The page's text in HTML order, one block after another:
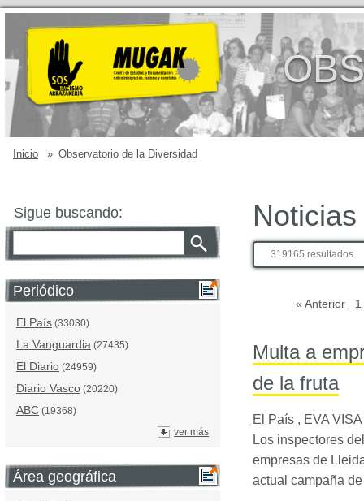
Inicio » Observatorio de la Diversidad
Sigue buscando:
Periódico
El País (33030)
La Vanguardia (27435)
El Diario (24959)
Diario Vasco (20220)
ABC (19368)
ver más
Área geográfica
Noticias
319165 resultados
« Anterior 1
Multa a
de la fruta
El País , EVA VISA
Los inspectores
empresas de
actual campaña